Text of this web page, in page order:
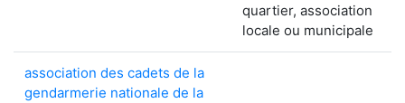
quartier, association
locale ou municipale
association des cadets de la
gendarmerie nationale de la